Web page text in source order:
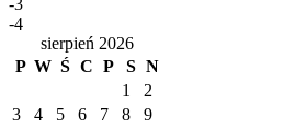
-3
-4
sierpień 2026
P W Ś C P S N
1
2
3
4 5 6 7 8
9